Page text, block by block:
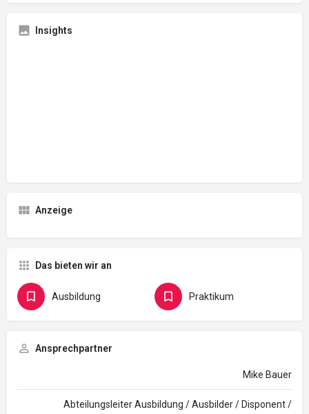
Insights
Anzeige
Das bieten wir an
Ausbildung Praktikum
Ansprechpartner
Mike Bauer
Abteilungsleiter Ausbildung / Ausbilder / Disponent /